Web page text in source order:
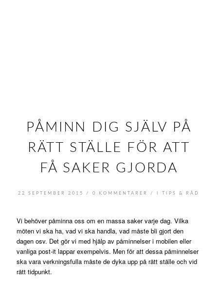
PÅMINN DIG SJÄLV PÅ
RÄTT STÄLLE FÖR ATT
FÅ SAKER GJORDA
22 SEPTEMBER 2015 / 0 KOMMENTARER / TIPS & RÅD
Vi behöver påminna oss om en massa saker varje dag. Vilka
möten vi ska ha, vad vi ska handla, vad måste bli gjort den
dagen osv. Det gör vi med hjälp av påminnelser i mobilen eller
vanliga post-it lappar exempelvis. Men för att dessa påminnelser
ska vara verkningsfulla måste de dyka upp på rätt ställe och vid
rätt tidpunkt.